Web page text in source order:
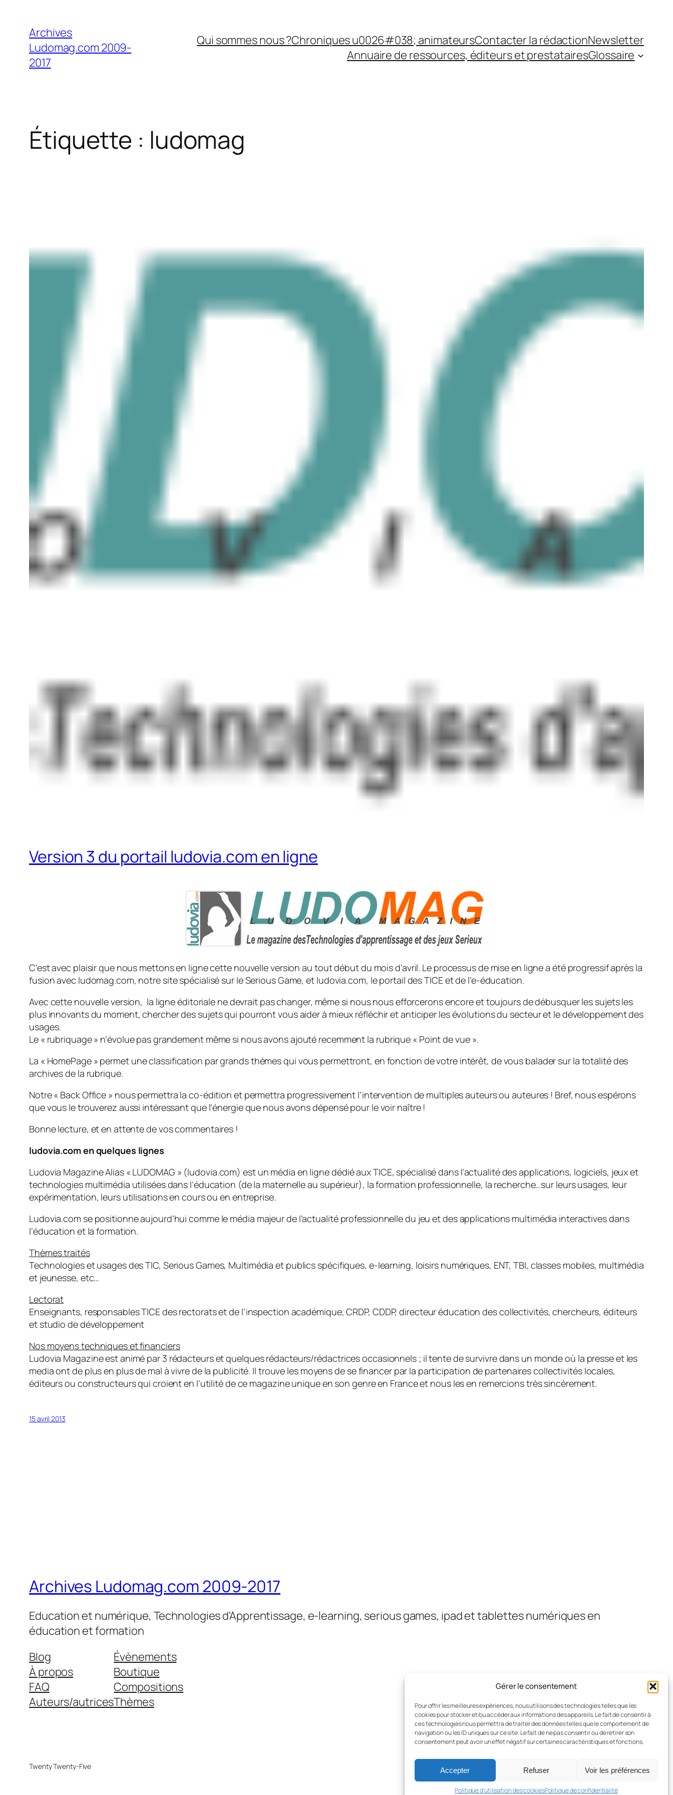
Gérer le consentement
Pour offrir les meilleures expériences, nous utilisons des technologies telles que les
cookies pour stocker et/ou accéder aux informations des appareils. Le fait de consentir à
ces technologies nous permettra de traiter des données telles que le comportement de
navigation ou les ID uniques sur ce site. Le fait de ne pas consentir ou de retirer son
consentement peut avoir un effet négatif sur certaines caractéristiques et fonctions.
Accepter Refuser Voir les préférences
Politique d’utilisation des cookiesPolitique de confidentialité
contenu
Archives
Ludomag.com 2009-
2017
Qui sommes nous ?Chroniques u0026#038; animateursContacter la rédactionNewsletter
Annuaire de ressources, éditeurs et prestatairesGlossaire
Étiquette : ludomag
Version 3 du portail ludovia.com en ligne
C’est avec plaisir que nous mettons en ligne cette nouvelle version au tout début du mois d’avril. Le processus de mise en ligne a été progressif après la
fusion avec ludomag.com, notre site spécialisé sur le Serious Game, et ludovia.com, le portail des TICE et de l’e-éducation.
Avec cette nouvelle version, la ligne éditoriale ne devrait pas changer, même si nous nous efforcerons encore et toujours de débusquer les sujets les
plus innovants du moment, chercher des sujets qui pourront vous aider à mieux réfléchir et anticiper les évolutions du secteur et le développement des
usages.
Le « rubriquage» n’évolue pas grandement même si nous avons ajouté recemment la rubrique « Point de vue».
La « HomePage» permet une classification par grands thèmes qui vous permettront, en fonction de votre intérêt, de vous balader sur la totalité des
archives de la rubrique.
Notre « Back Office » nous permettra la co-édition et permettra progressivement l’intervention de multiples auteurs ou auteures ! Bref, nous espérons
que vous le trouverez aussi intéressant que l’énergie que nous avons dépensé pour le voir naître !
Bonne lecture, et en attente de vos commentaires !
ludovia.com en quelques lignes
Ludovia Magazine Alias « LUDOMAG » (ludovia.com) est un média en ligne dédié aux TICE, spécialisé dans l’actualité des applications, logiciels, jeux et
technologies multimédia utilisées dans l’éducation (de la maternelle au supérieur), la formation professionnelle, la recherche…sur leurs usages, leur
expérimentation, leurs utilisations en cours ou en entreprise.
Ludovia.com se positionne aujourd’hui comme le média majeur de l’actualité professionnelle du jeu et des applications multimédia interactives dans
l’éducation et la formation.
Thèmes traités
Technologies et usages des TIC, Serious Games, Multimédia et publics spécifiques, e-learning, loisirs numériques, ENT, TBI, classes mobiles, multimédia
et jeunesse, etc…
Lectorat
Enseignants, responsables TICE des rectorats et de l’inspection académique, CRDP, CDDP, directeur éducation des collectivités, chercheurs, éditeurs
et studio de développement
Nos moyens techniques et financiers
Ludovia Magazine est animé par 3 rédacteurs et quelques rédacteurs/rédactrices occasionnels ; il tente de survivre dans un monde où la presse et les
media ont de plus en plus de mal à vivre de la publicité. Il trouve les moyens de se financer par la participation de partenaires collectivités locales,
éditeurs ou constructeurs qui croient en l’utilité de ce magazine unique en son genre en France et nous les en remercions très sincèrement.
15 avril 2013
Archives Ludomag.com 2009-2017
Education et numérique, Technologies d'Apprentissage, e-learning, serious games, ipad et tablettes numériques en
éducation et formation
Blog
À propos
FAQ
Auteurs/autrices
Évènements
Boutique
Compositions
Thèmes
Twenty Twenty-Five Conçu avec WordPress